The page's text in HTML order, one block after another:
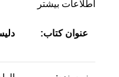
اطلاعات بیشتر
عنوان کتاب: